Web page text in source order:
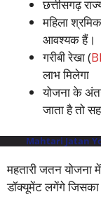
छत्तीसगढ़
महिला
आवश्यक हैं।
गरीबी रेखा (
लाभ मिलेगा
योजना के
जाता है तो
Mahtari Jatan
महतारी जतन
डॉक्यूमेंट लगेंगे